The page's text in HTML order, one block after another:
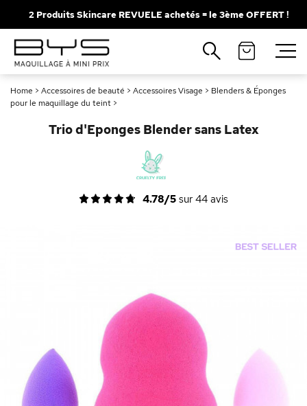
2 Produits Skincare REVUELE achetés = le 3ème OFFERT !
Home > Accessoires de beauté > Accessoires Visage > Blenders & Éponges
pour le maquillage du teint >
Trio d'Eponges Blender sans Latex
4.78/5 sur 44 avis
Fermer
Recherches populaires
Mascara
Palette
Solaire
Brumes